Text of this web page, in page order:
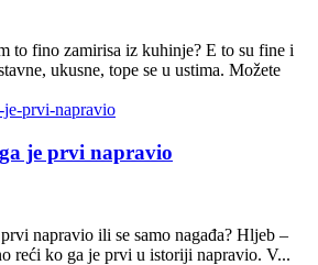
to fino zamirisa iz kuhinje? E to su fine i
ukusne, tope se u ustima. Možete
je prvi napravio
napravio ili se samo nagađa? Hljeb –
reći ko ga je prvi u istoriji napravio. V...